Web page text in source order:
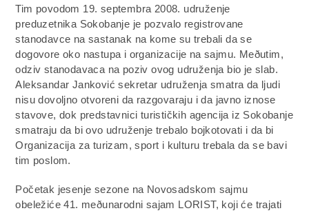
Tim povodom 19. septembra 2008. udruženje
preduzetnika Sokobanje je pozvalo registrovane
stanodavce na sastanak na kome su trebali da se
dogovore oko nastupa i organizacije na sajmu. Meðutim,
odziv stanodavaca na poziv ovog udruženja bio je slab.
Aleksandar Janković sekretar udruženja smatra da ljudi
nisu dovoljno otvoreni da razgovaraju i da javno iznose
stavove, dok predstavnici turističkih agencija iz Sokobanje
smatraju da bi ovo udruženje trebalo bojkotovati i da bi
Organizacija za turizam, sport i kulturu trebala da se bavi
tim poslom.
Početak jesenje sezone na Novosadskom sajmu
obeležiće 41. meðunarodni sajam LORIST, koji će trajati